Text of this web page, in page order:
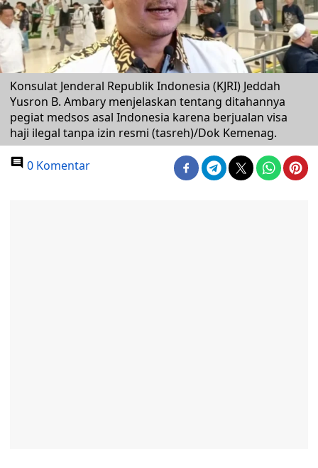
Konsulat Jenderal Republik Indonesia (KJRI) Jeddah
Yusron B. Ambary menjelaskan tentang ditahannya
pegiat medsos asal Indonesia karena berjualan visa
haji ilegal tanpa izin resmi (tasreh)/Dok Kemenag.
0 Komentar